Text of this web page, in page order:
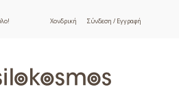
Χονδρική Σύνδεση / Εγγραφή